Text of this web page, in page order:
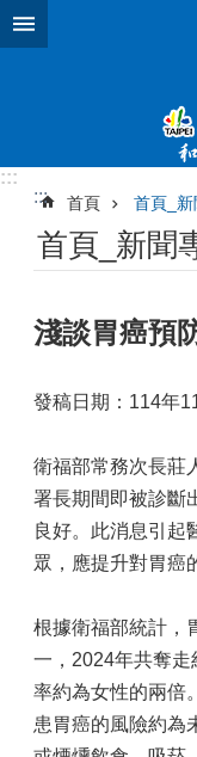
跳到主要內容區塊
:::
:::
首頁 首頁_
首頁_新聞
淺談胃癌預
發稿日期：114年
衛福部常務次長莊
署長期間即被診斷
良好。此消息引起
眾，應提升對胃癌
根據衛福部統計，
一，2024年共奪
率約為女性的兩倍
患胃癌的風險約為